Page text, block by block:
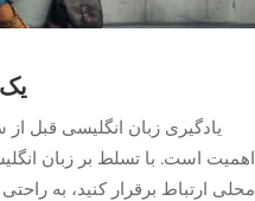
یادگیری زبان انگلیسی قبل
اهمیت است. با تسلط بر زبان
محلی ارتباط برقرار کنید، به